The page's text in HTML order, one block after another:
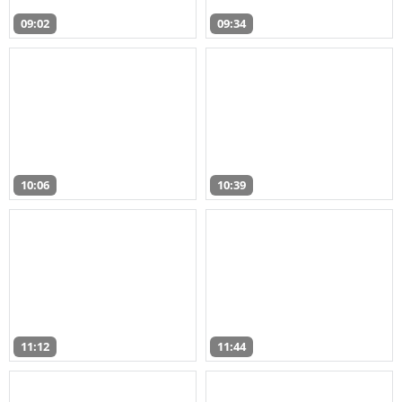
09:02 09:34
10:06 10:39
11:12 11:44